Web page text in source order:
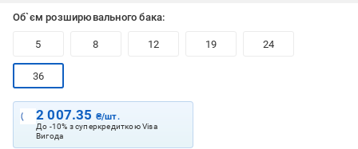
Об`єм розширювального бака:
5 8 12 19 24
36
2 007.35 ₴/шт.
До -10% з суперкредиткою Visa
Вигода